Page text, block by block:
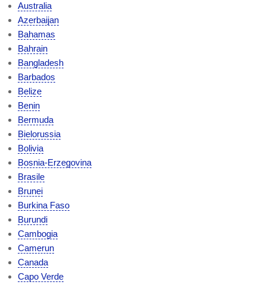
Australia
Azerbaijan
Bahamas
Bahrain
Bangladesh
Barbados
Belize
Benin
Bermuda
Bielorussia
Bolivia
Bosnia-Erzegovina
Brasile
Brunei
Burkina Faso
Burundi
Cambogia
Camerun
Canada
Capo Verde